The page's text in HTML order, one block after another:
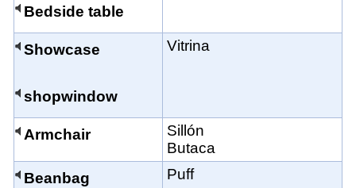
Bedside table
Showcase
shopwindow
Vitrina
Armchair
Sillón
Butaca
Beanbag
Puff